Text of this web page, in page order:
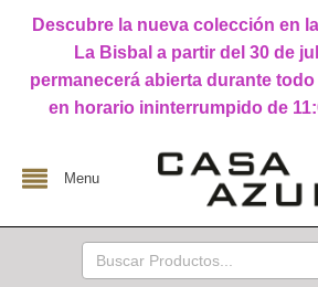
Descubre la nueva colección en
La Bisbal a partir del 30 de
permanecerá abierta durante
en horario ininterrumpido de
Menu
Buscar: